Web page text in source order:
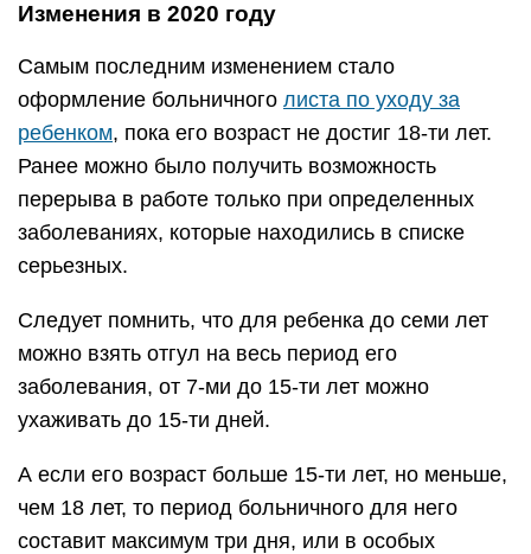
Изменения в 2020 году
Самым последним изменением стало
оформление больничного листа по уходу за
ребенком, пока его возраст не достиг 18-ти лет.
Ранее можно было получить возможность
перерыва в работе только при определенных
заболеваниях, которые находились в списке
серьезных.
Следует помнить, что для ребенка до семи лет
можно взять отгул на весь период его
заболевания, от 7-ми до 15-ти лет можно
ухаживать до 15-ти дней.
А если его возраст больше 15-ти лет, но меньше,
чем 18 лет, то период больничного для него
составит максимум три дня, или в особых